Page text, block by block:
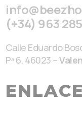
(+34) 963
Calle Eduardo
Pª 6. 46023 –